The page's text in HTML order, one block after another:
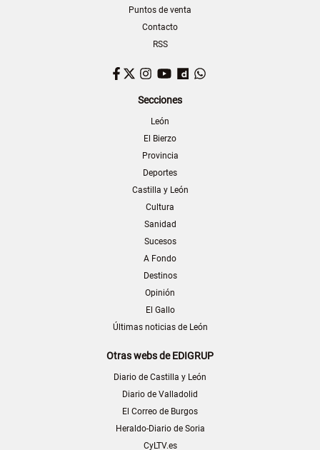
Puntos de venta
Contacto
RSS
Facebook
TwitterInstagram
YouTubeDailymotion
Secciones
León
El Bierzo
Provincia
Deportes
Castilla y León
Cultura
Sanidad
Sucesos
A Fondo
Destinos
Opinión
El Gallo
Últimas noticias de León
Otras webs de EDIGRUP
Diario de Castilla y León
Diario de Valladolid
El Correo de Burgos
Heraldo-Diario de Soria
CyLTV.es